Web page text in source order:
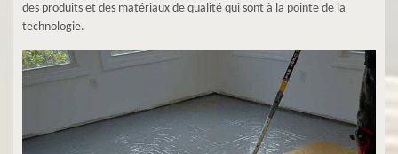
des produits et des matériaux de qualité qui sont à la pointe de la
technologie.